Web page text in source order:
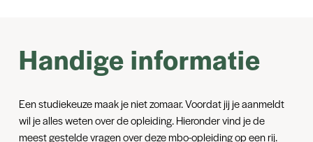
Handige informatie
Een studiekeuze maak je niet zomaar. Voordat jij je aanmeldt
wil je alles weten over de opleiding. Hieronder vind je de
meest gestelde vragen over deze mbo-opleiding op een rij.